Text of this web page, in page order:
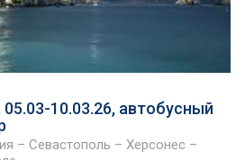
10.03.26, автобусный
– Севастополь – Херсонес –